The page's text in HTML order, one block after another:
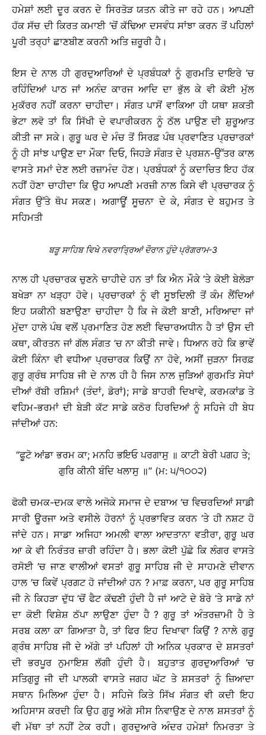
ਹਮੇਸ਼ਾਂ ਲਈ ਦੂਰ ਕਰਨ ਦੇ ਸਿਰਤੋੜ ਯਤਨ ਕੀਤੇ ਜਾ ਰਹੇ ਹਨ। ਆਪਣੀ
ਹੱਕ ਸੱਚ ਦੀ ਕਿਰਤ ਕਮਾਈ ’ਚੋਂ ਕੱਢਿਆ ਦਸਵੰਧ ਸਾਂਝਾ ਕਰਨ ਤੋਂ ਪਹਿਲਾਂ
ਪੂਰੀ ਤਰ੍ਹਾਂ ਛਾਣਬੀਣ ਕਰਨੀ ਅਤਿ ਜ਼ਰੂਰੀ ਹੈ।
ਇਸ ਦੇ ਨਾਲ ਹੀ ਗੁਰਦੁਆਰਿਆਂ ਦੇ ਪ੍ਰਬੰਧਕਾਂ ਨੂੰ ਗੁਰਮਤਿ ਦਾਇਰੇ ’ਚ
ਰਹਿੰਦਿਆਂ ਪਾਠ ਜਾਂ ਅਨੰਦ ਕਾਰਜ ਆਦਿ ਦਾ ਭੁੱਲ ਕੇ ਵੀ ਕੋਈ ਮੁੱਲ
ਮੁਕੱਰਰ ਨਹੀਂ ਕਰਨਾ ਚਾਹੀਦਾ। ਸੰਗਤ ਪਾਸੋਂ ਵਾਕਿਆ ਹੀ ਯਥਾ ਸ਼ਕਤੀ
ਭੇਟਾ ਲਵੋ ਤਾਂ ਕਿ ਸਿੱਖੀ ਦੇ ਵਪਾਰੀਕਰਨ ਨੂੰ ਠੱਲ ਪਾਉਣ ਦੀ ਸ਼ੁਰੂਆਤ
ਕੀਤੀ ਜਾ ਸਕੇ। ਗੁਰੂ ਘਰ ਦੇ ਮੰਚ ਤੋਂ ਸਿਰਫ਼ ਪੰਥ ਪ੍ਰਵਾਣਿਤ ਪ੍ਰਚਾਰਕਾਂ
ਨੂੰ ਹੀ ਸਾਂਝ ਪਾਉਣ ਦਾ ਮੌਕਾ ਦਿਓ, ਜਿਹੜੇ ਸੰਗਤ ਦੇ ਪ੍ਰਸ਼ਨ-ਉੱਤਰ ਕਾਲ
ਵਾਸਤੇ ਸਮਾਂ ਦੇਣ ਲਈ ਰਜ਼ਾਮੰਦ ਹੋਣ। ਪ੍ਰਬੰਧਕਾਂ ਨੂੰ ਕਦਾਚਿਤ ਇਹ ਹੱਕ
ਨਹੀਂ ਹੋਣਾ ਚਾਹੀਦਾ ਕਿ ਉਹ ਆਪਣੀ ਮਰਜ਼ੀ ਨਾਲ ਕਿਸੇ ਵੀ ਪ੍ਰਚਾਰਕ ਨੂੰ
ਸੰਗਤ ਉੱਤੇ ਥੋਪ ਸਕਣ। ਅਗਾਊਂ ਸੂਚਨਾ ਦੇ ਕੇ, ਸੰਗਤ ਦੇ ਬਹੁਮਤ ਤੇ
ਸਹਿਮਤੀ
ਬੜੂ ਸਾਹਿਬ ਵਿਖੇ ਨਵਰਾਤ੍ਰਿਆਂ ਦੌਰਾਨ ਹੁੰਦੇ ਪ੍ਰੋਗਰਾਮ-3
ਨਾਲ ਹੀ ਪ੍ਰਚਾਰਕ ਚੁਣਨੇ ਚਾਹੀਦੇ ਹਨ ਤਾਂ ਕਿ ਐਨ ਮੌਕੇ ’ਤੇ ਕੋਈ ਬੇਲੋੜਾ
ਬਖੇੜਾ ਨਾ ਖੜ੍ਹਾ ਹੋਵੇ। ਪ੍ਰਚਾਰਕਾਂ ਨੂੰ ਵੀ ਸੂਝਦਿਲੀ ਤੋਂ ਕੰਮ ਲੈਂਦਿਆਂ
ਇਹ ਯਕੀਨੀ ਬਣਾਉਣਾ ਚਾਹੀਦਾ ਹੈ ਕਿ ਜੇ ਕੋਈ ਬਾਣੀ, ਮਰਿਆਦਾ ਜਾਂ
ਮੁੱਦਾ ਹਾਲੇ ਪੰਥ ਵਲੋਂ ਪ੍ਰਮਾਣਿਤ ਹੋਣ ਲਈ ਵਿਚਾਰਅਧੀਨ ਹੈ ਤਾਂ ਉਸ ਦੀ
ਕਥਾ, ਕੀਰਤਨ ਜਾਂ ਗੱਲ ਸੰਗਤ ’ਚ ਨਾ ਕੀਤੀ ਜਾਵੇ। ਧਿਆਨ ਰਹੇ ਕਿ ਭਾਵੇਂ
ਕੋਈ ਕਿੰਨਾ ਵੀ ਵਧੀਆ ਪ੍ਰਚਾਰਕ ਕਿਉਂ ਨਾ ਹੋਵੇ, ਅਸੀਂ ਜੁੜਨਾ ਸਿਰਫ਼
ਗੁਰੂ ਗ੍ਰੰਥ ਸਾਹਿਬ ਜੀ ਦੇ ਨਾਲ ਹੀ ਹੈ ਜਿਸ ਨਾਲ ਜੁੜਿਆਂ ਗੁਰਮਤਿ ਸੇਧਾਂ
ਦੀਆਂ ਰੱਬੀ ਰਸ਼ਿਮਾਂ (ਤੰਦਾਂ, ਡੋਰਾਂ); ਸਾਡੇ ਬਾਹਰੀ ਦਿਖਾਵੇ, ਕਰਮਕਾਂਡ ਤੇ
ਵਹਿਮ-ਭਰਮਾਂ ਦੀ ਬੇੜੀ ਕੱਟ ਸਾਡੇ ਕਠੋਰ ਹਿਰਦਿਆਂ ਨੂੰ ਸਹਿਜੇ ਹੀ ਬੇਧ
ਜਾਂਦੀਆਂ ਹਨ:
‘‘ਫੂਟੋ ਆਂਡਾ ਭਰਮ ਕਾ; ਮਨਹਿ ਭਇਓ ਪਰਗਾਸੁ ॥ ਕਾਟੀ ਬੇਰੀ ਪਗਹ ਤੇ;
ਗੁਰਿ ਕੀਨੀ ਬੰਦਿ ਖਲਾਸੁ ॥’’ (ਮ: ੫/੧੦੦੨)
ਫੋਕੀ ਚਮਕ-ਦਮਕ ਵਾਲੇ ਅਜੋਕੇ ਸਮਾਜ ਦੇ ਦਬਾਅ ’ਚ ਵਿਚਰਦਿਆਂ ਸਾਡੀ
ਸਾਰੀ ਊਰਜਾ ਅਤੇ ਵਸੀਲੇ ਹੋਰਨਾਂ ਨੂੰ ਪ੍ਰਭਾਵਿਤ ਕਰਨ ’ਤੇ ਹੀ ਨਸ਼ਟ ਹੋ
ਜਾਂਦੇ ਹਨ। ਸਾਡਾ ਅਜਿਹਾ ਅਮਲੀ ਵਾਲਾ ਆਦਤਾਨਾ ਵਤੀਰਾ, ਗੁਰੂ ਘਰ
ਆ ਕੇ ਵੀ ਨਿਰੰਤਰ ਜ਼ਾਰੀ ਰਹਿੰਦਾ ਹੈ। ਭਲਾ ਕੋਈ ਪੁੱਛੇ ਕਿ ਲੰਗਰ ਵਾਸਤੇ
ਰਸੋਈ ’ਚ ਜਾਣ ਵਾਲੀਆਂ ਵਸਤਾਂ ਗੁਰੂ ਸਾਹਿਬ ਜੀ ਦੇ ਸਾਹਮਣੇ ਦੀਵਾਨ
ਹਾਲ ’ਚ ਕਿਵੇਂ ਪ੍ਰਗਟ ਹੋ ਜਾਂਦੀਆਂ ਹਨ ? ਮਾਫ਼ ਕਰਨਾ, ਪਰ ਗੁਰੂ ਸਾਹਿਬ
ਜੀ ਨੇ ਕਿਹੜਾ ਦੁੱਧ ’ਚੋਂ ਫੈਟ ਕੱਢਣੀ ਹੁੰਦੀ ਹੈ ਜਾਂ ਆਟੇ ਦੇ ਬੋਰੇ ’ਤੇ ਸਾਡੇ ਨਾਂ
ਦਾ ਕੋਈ ਵਿਸ਼ੇਸ਼ ਠੱਪਾ ਲਾਉਣਾ ਹੁੰਦਾ ਹੈ ? ਗੁਰੂ ਤਾਂ ਅੰਤਰਜ਼ਾਮੀ ਹੈ ਤੇ
ਸਰਬ ਕਲਾ ਕਾ ਗਿਆਤਾ ਹੈ, ਤਾਂ ਫਿਰ ਇਹ ਦਿਖਾਵਾ ਕਿਉਂ ? ਨਾਲੇ ਗੁਰੂ
ਗ੍ਰੰਥ ਸਾਹਿਬ ਜੀ ਦੇ ਅੱਗੇ ਤਾਂ ਪਹਿਲਾਂ ਹੀ ਅਨਿਕ ਪ੍ਰਕਾਰ ਦੇ ਸ਼ਸਤਰਾਂ
ਦੀ ਭਰਪੂਰ ਨੁਮਾਇਸ਼ ਲੱਗੀ ਹੁੰਦੀ ਹੈ। ਬਹੁਤਾਤ ਗੁਰਦੁਆਰਿਆਂ ’ਚ
ਸਤਿਗੁਰੂ ਜੀ ਦੀ ਪਾਲਕੀ ਵਾਸਤੇ ਜਗਹ ਘੱਟ ਤੇ ਸ਼ਸਤਰਾਂ ਨੂੰ ਜ਼ਿਆਦਾ
ਸਥਾਨ ਮਿਲਿਆ ਹੁੰਦਾ ਹੈ। ਸਹਿਜੇ ਕਿਤੇ ਸਿੱਖ ਸੰਗਤ ਵੀ ਕਦੀ ਇਹ
ਅਹਿਸਾਸ ਕਰਦੀ ਕਿ ਉਹ ਗੁਰੂ ਅੱਗੇ ਸੀਸ ਨਿਵਾਉਣ ਦੇ ਨਾਲ ਸ਼ਸਤਰਾਂ ਨੂੰ
ਵੀ ਮੱਥਾ ਤਾਂ ਨਹੀਂ ਟੇਕ ਰਹੀ। ਗੁਰਦੁਆਰੇ ਅੰਦਰ ਹਮੇਸ਼ਾਂ ਨਿਮਰਤਾ ਤੇ